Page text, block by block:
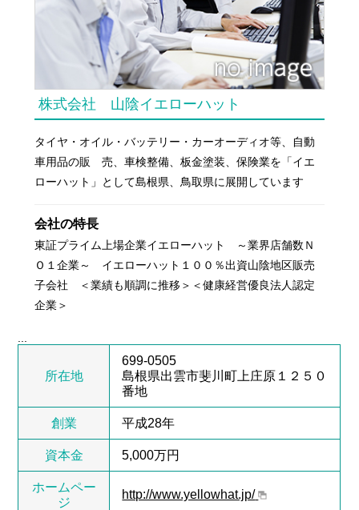
株式会社 山陰イエローハット
タイヤ・オイル・バッテリー・カーオーディオ等、自動
車用品の販 売、車検整備、板金塗装、保険業を「イエ
ローハット」として島根県、鳥取県に展開しています
会社の特長
東証プライム上場企業イエローハット ～業界店舗数Ｎ
Ｏ１企業～ イエローハット１００％出資山陰地区販売
子会社 ＜業績も順調に推移＞＜健康経営優良法人認定
企業＞
所在地
699-0505
島根県出雲市斐川町上庄原１２５０
番地
創業 平成28年
資本金 5,000万円
ホームペー
ジ
http://www.yellowhat.jp/